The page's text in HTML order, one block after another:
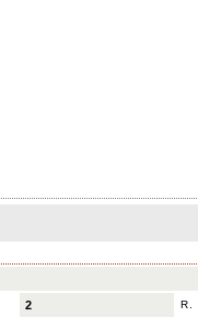
2 R.